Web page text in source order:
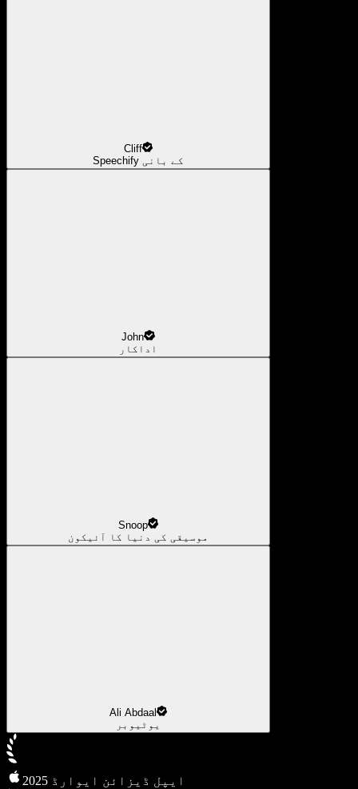
Cliff
Speechify کے بانی
John
اداکار
Snoop
موسیقی کی دنیا کا آئیکون
Ali Abdaal
یوٹیوبر
2025 ایپل ڈیزائن ایوارڈ